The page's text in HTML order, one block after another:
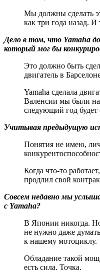
Мы должны сделать
как три года назад.
Дело в том, что Yamaha
который мог бы
Это должно быть
двигатель в
Yamaha сделала
Валенсии мы были на
следующий год
Учитывая предыдущую
Понятия не имею,
Когда что-то
продлил свой
Совсем недавно мы
с Yamaha?
В Японии никогда.
не нужно даже
к нашему мотоциклу.
Обладание такой
есть сила. Точка.